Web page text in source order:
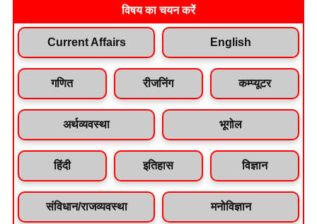
विषय का चयन करें
Current Affairs English
गणित रीजनिंग कम्प्यूटर
अर्थव्यवस्था भूगोल
हिंदी इतिहास विज्ञान
संविधान/राजव्यवस्था मनोविज्ञान